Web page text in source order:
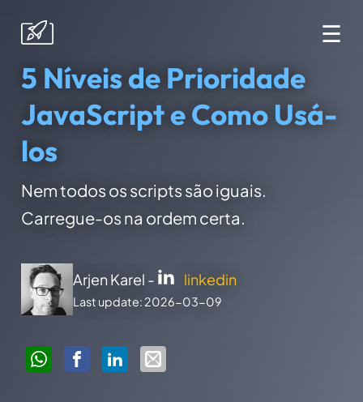
☰
5 Níveis de Prioridade
JavaScript e Como Usá-
los
Nem todos os scripts são iguais.
Carregue-os na ordem certa.
Arjen Karel - linkedin
Last update: 2026-03-09